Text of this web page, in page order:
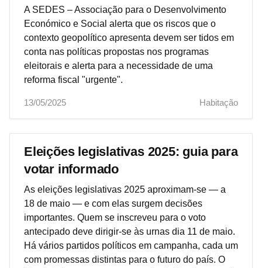
A SEDES – Associação para o Desenvolvimento
Económico e Social alerta que os riscos que o
contexto geopolítico apresenta devem ser tidos em
conta nas políticas propostas nos programas
eleitorais e alerta para a necessidade de uma
reforma fiscal "urgente".
13/05/2025 Habitação
Eleições legislativas 2025: guia para
votar informado
As eleições legislativas 2025 aproximam-se — a
18 de maio — e com elas surgem decisões
importantes. Quem se inscreveu para o voto
antecipado deve dirigir-se às urnas dia 11 de maio.
Há vários partidos políticos em campanha, cada um
com promessas distintas para o futuro do país. O